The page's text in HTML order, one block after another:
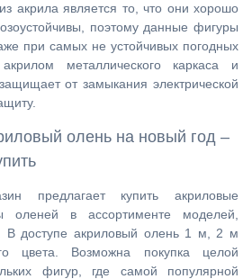
акрила является то, что они хорошо
поэтому данные фигуры
при самых не устойчивых погодных
металлического каркаса и
от замыкания электрической
олень на новый год –
предлагает купить акриловые
оленей в ассортименте моделей,
В доступе акриловый олень 1 м, 2 м
цвета. Возможна покупка целой
фигур, где самой популярной